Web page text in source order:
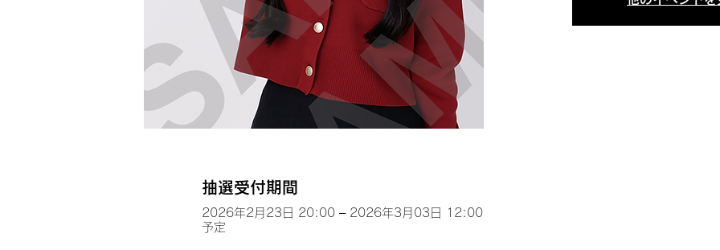
抽選受付期間
2026年2月23日 20:00 – 2026年3月03日 12:00
予定